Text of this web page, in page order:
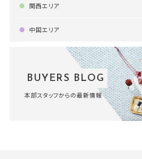
関西エリア
中国エリア
BUYERS BLOG
本部スタッフからの最新情報